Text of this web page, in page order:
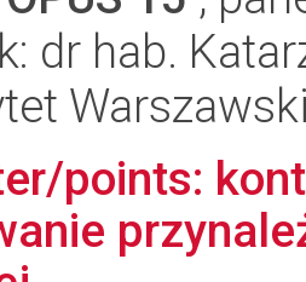
dr hab.
points: